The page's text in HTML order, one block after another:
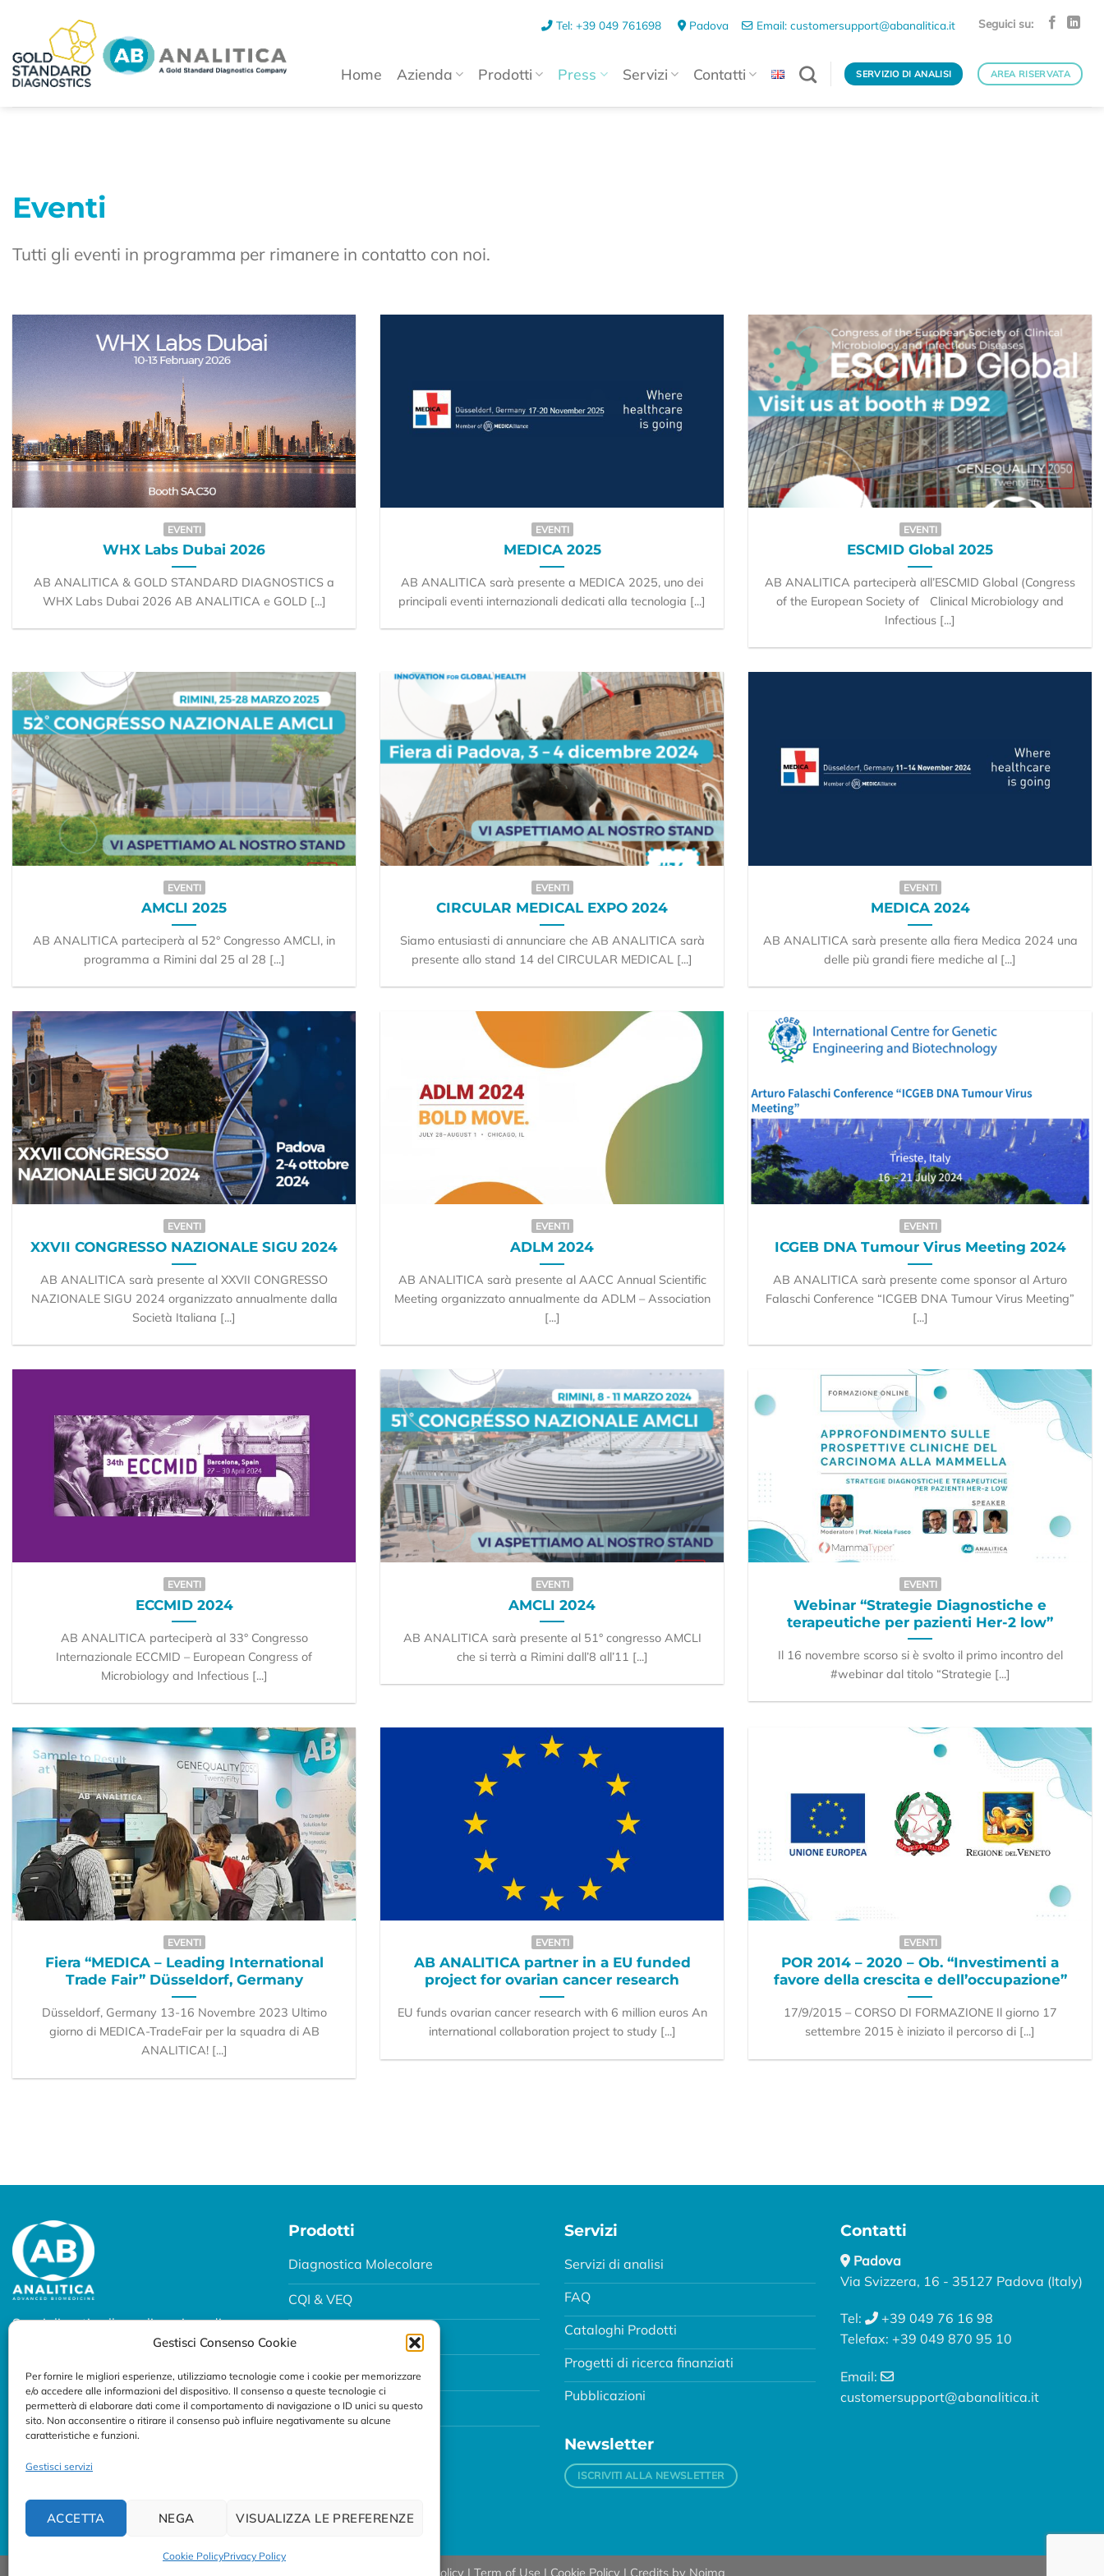
Gestisci Consenso Cookie
Per fornire le migliori esperienze, utilizziamo tecnologie come i cookie per memorizzare
e/o accedere alle informazioni del dispositivo. Il consenso a queste tecnologie ci
permetterà di elaborare dati come il comportamento di navigazione o ID unici su questo
sito. Non acconsentire o ritirare il consenso può influire negativamente su alcune
caratteristiche e funzioni.
Gestisci servizi
ACCETTA NEGA VISUALIZZA LE PREFERENZE
Cookie PolicyPrivacy Policy
contenuti
Tel: +39 049 761698 Padova Email: customersupport@abanalitica.it Seguici su:
Home Azienda Prodotti Press Servizi Contatti SERVIZIO DI ANALISI AREA RISERVATA
Eventi
Tutti gli eventi in programma per rimanere in contatto con noi.
EVENTI
WHX Labs Dubai 2026
AB ANALITICA & GOLD STANDARD DIAGNOSTICS a
WHX Labs Dubai 2026 AB ANALITICA e GOLD [...]
EVENTI
MEDICA 2025
AB ANALITICA sarà presente a MEDICA 2025, uno dei
principali eventi internazionali dedicati alla tecnologia [...]
EVENTI
ESCMID Global 2025
AB ANALITICA parteciperà all’ESCMID Global (Congress
of the European Society of Clinical Microbiology and
Infectious [...]
EVENTI
AMCLI 2025
AB ANALITICA parteciperà al 52° Congresso AMCLI, in
programma a Rimini dal 25 al 28 [...]
EVENTI
CIRCULAR MEDICAL EXPO 2024
Siamo entusiasti di annunciare che AB ANALITICA sarà
presente allo stand 14 del CIRCULAR MEDICAL [...]
EVENTI
MEDICA 2024
AB ANALITICA sarà presente alla fiera Medica 2024 una
delle più grandi fiere mediche al [...]
EVENTI
XXVII CONGRESSO NAZIONALE SIGU 2024
AB ANALITICA sarà presente al XXVII CONGRESSO
NAZIONALE SIGU 2024 organizzato annualmente dalla
Società Italiana [...]
EVENTI
ADLM 2024
AB ANALITICA sarà presente al AACC Annual Scientific
Meeting organizzato annualmente da ADLM – Association
[...]
EVENTI
ICGEB DNA Tumour Virus Meeting 2024
AB ANALITICA sarà presente come sponsor al Arturo
Falaschi Conference “ICGEB DNA Tumour Virus Meeting”
[...]
EVENTI
ECCMID 2024
AB ANALITICA parteciperà al 33° Congresso
Internazionale ECCMID – European Congress of
Microbiology and Infectious [...]
EVENTI
AMCLI 2024
AB ANALITICA sarà presente al 51° congresso AMCLI
che si terrà a Rimini dall’8 all’11 [...]
EVENTI
Webinar “Strategie Diagnostiche e
terapeutiche per pazienti Her-2 low”
Il 16 novembre scorso si è svolto il primo incontro del
#webinar dal titolo “Strategie [...]
EVENTI
Fiera “MEDICA – Leading International
Trade Fair” Düsseldorf, Germany
Düsseldorf, Germany 13-16 Novembre 2023 Ultimo
giorno di MEDICA-TradeFair per la squadra di AB
ANALITICA! [...]
EVENTI
AB ANALITICA partner in a EU funded
project for ovarian cancer research
EU funds ovarian cancer research with 6 million euros An
international collaboration project to study [...]
EVENTI
POR 2014 – 2020 – Ob. “Investimenti a
favore della crescita e dell’occupazione”
17/9/2015 – CORSO DI FORMAZIONE Il giorno 17
settembre 2015 è iniziato il percorso di [...]
Specializzati nella realizzazione di
soluzioni diagnostiche per uso
Seguici su:
Prodotti
Diagnostica Molecolare
CQI & VEQ
Biobanking
Fertility e PMA
Breath Test
Servizi
Servizi di analisi
FAQ
Cataloghi Prodotti
Progetti di ricerca finanziati
Pubblicazioni
Newsletter
ISCRIVITI ALLA NEWSLETTER
Contatti
Padova
Via Svizzera, 16 - 35127 Padova (Italy)
Tel:
+39 049 76 16 98
Telefax: +39 049 870 95 10
Email:
customersupport@abanalitica.it
Privacy Policy | Term of Use | Cookie Policy | Credits by Noima